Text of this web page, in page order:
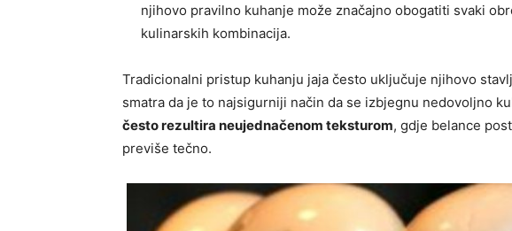
njihovo pravilno kuhanje može značajno obogatiti svaki
kulinarskih kombinacija.
Tradicionalni pristup kuhanju jaja često uključuje njihovo
smatra da je to najsigurniji način da se izbjegnu nedovoljno
često rezultira neujednačenom teksturom, gdje belance
previše tečno.